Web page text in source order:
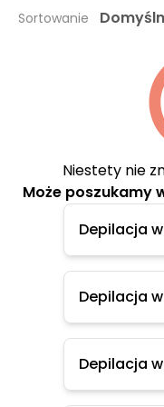
Sortowanie
Niestety nie
Może poszukamy
Depilacja
Depilacja
Depilacja